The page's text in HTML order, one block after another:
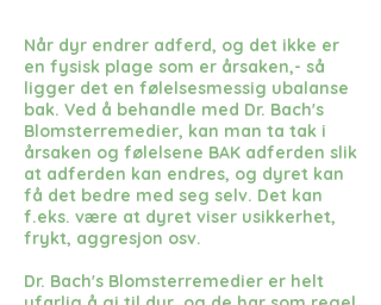
Når dyr endrer adferd, og det ikke er
en fysisk plage som er årsaken,- så
ligger det en følelsesmessig ubalanse
bak. Ved å behandle med Dr. Bach's
Blomsterremedier, kan man ta tak i
årsaken og følelsene BAK adferden slik
at adferden kan endres, og dyret kan
få det bedre med seg selv. Det kan
f.eks. være at dyret viser usikkerhet,
frykt, aggresjon osv.
Dr. Bach's Blomsterremedier er helt